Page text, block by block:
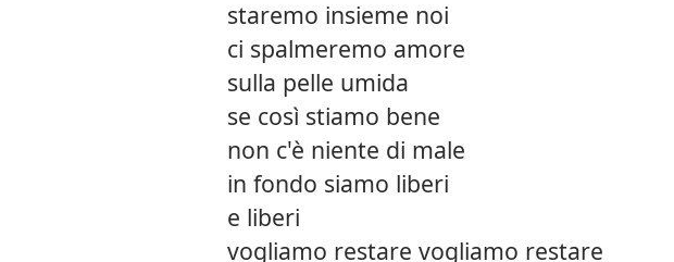
staremo insieme noi
ci spalmeremo amore
sulla pelle umida
se così stiamo bene
non c'è niente di male
in fondo siamo liberi
e liberi
vogliamo restare vogliamo restare